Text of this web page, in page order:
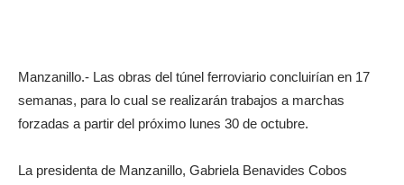
Manzanillo.- Las obras del túnel ferroviario concluirían en 17
semanas, para lo cual se realizarán trabajos a marchas
forzadas a partir del próximo lunes 30 de octubre.
La presidenta de Manzanillo, Gabriela Benavides Cobos